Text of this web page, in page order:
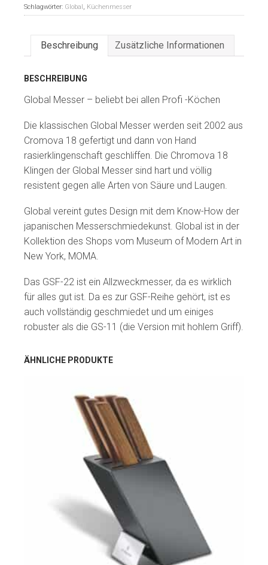
Schlagwörter: Global, Küchenmesser
Beschreibung Zusätzliche Informationen
BESCHREIBUNG
Global Messer – beliebt bei allen Profi -Köchen
Die klassischen Global Messer werden seit 2002 aus
Cromova 18 gefertigt und dann von Hand
rasierklingenschaft geschliffen. Die Chromova 18
Klingen der Global Messer sind hart und völlig
resistent gegen alle Arten von Säure und Laugen.
Global vereint gutes Design mit dem Know-How der
japanischen Messerschmiedekunst. Global ist in der
Kollektion des Shops vom Museum of Modern Art in
New York, MOMA.
Das GSF-22 ist ein Allzweckmesser, da es wirklich
für alles gut ist. Da es zur GSF-Reihe gehört, ist es
auch vollständig geschmiedet und um einiges
robuster als die GS-11 (die Version mit hohlem Griff).
ÄHNLICHE PRODUKTE